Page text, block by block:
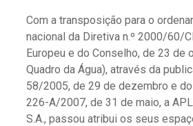
Com a transposição para o
nacional da Diretiva n.º 2000/60/
Europeu e do Conselho, de 23 de
Quadro da Água), através da
58/2005, de 29 de dezembro e
226-A/2007, de 31 de maio, a
S.A., passou atribui os seus